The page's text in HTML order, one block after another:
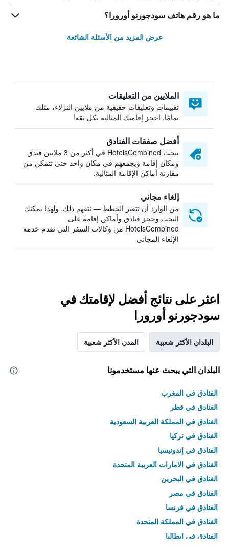
ما هو رقم هاتف سودجورنو أورورا؟
عرض المزيد من الأسئلة الشائعة
الملايين من التعليقات
تقييمات وتعليقات حقيقية من ملايين النزلاء، مثلك
تمامًا. احجز إقامتك المثالية بكل ثقة!
أفضل صفقات الفنادق
يبحث HotelsCombined في أكثر من 3 ملايين فندق
ومكان إقامة ويجمعهم في مكان واحد حتى تتمكن من
مقارنة أماكن الإقامة المثالية.
إلغاء مجاني
من الوارد أن تتغير الخطط — نتفهم ذلك. ولهذا يمكنك
البحث وحجز فنادق وأماكن إقامة على
HotelsCombined من وكالات السفر التي تقدم خدمة
الإلغاء المجاني
اعثر على نتائج أفضل لإقامتك في
سودجورنو أورورا
البلدان الأكثر شعبية المدن الأكثر شعبية
البلدان التي يبحث عنها مستخدمونا
الفنادق في المغرب
الفنادق في قطر
الفنادق في المملكة العربية السعودية
الفنادق في تركيا
الفنادق في إندونيسيا
الفنادق في الامارات العربية المتحدة
الفنادق في البحرين
الفنادق في مصر
الفنادق في فرنسا
الفنادق في المملكة المتحدة
الفنادق في إيطاليا